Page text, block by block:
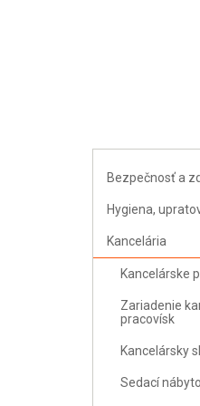
Bezpečnosť a
Hygiena,
Kancelária
Kancelárske
Zariadenie
pracovísk
Kancelársky
Sedací